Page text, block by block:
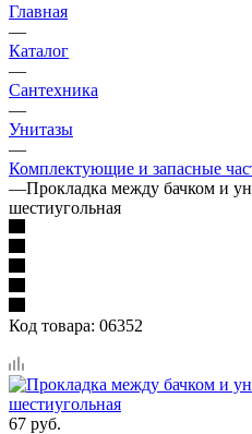
Главная
—
Каталог
—
Сантехника
—
Унитазы
—
Комплектующие и запасные
—Прокладка между бачком и
шестиугольная
Код товара: 06352
67 руб.